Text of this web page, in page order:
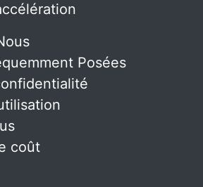
Posées
coût